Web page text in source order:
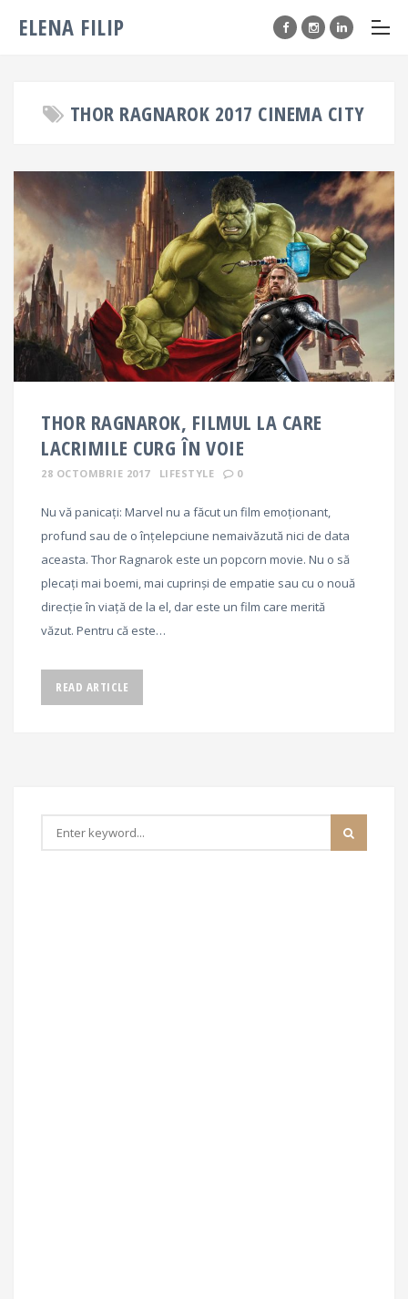
ELENA FILIP
THOR RAGNAROK 2017 CINEMA CITY
THOR RAGNAROK, FILMUL LA CARE
LACRIMILE CURG ÎN VOIE
28 OCTOMBRIE 2017 LIFESTYLE 0
Nu vă panicați: Marvel nu a făcut un film emoționant,
profund sau de o înțelepciune nemaivăzută nici de data
aceasta. Thor Ragnarok este un popcorn movie. Nu o să
plecați mai boemi, mai cuprinși de empatie sau cu o nouă
direcție în viață de la el, dar este un film care merită
văzut. Pentru că este…
READ ARTICLE